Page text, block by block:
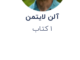
آلن لایتمن
۱ کتاب